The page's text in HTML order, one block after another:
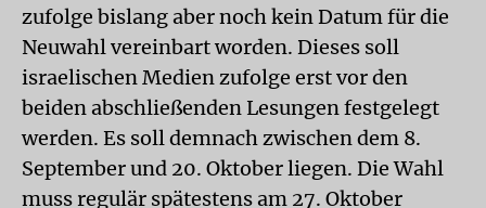
zufolge bislang aber noch kein Datum für die
Neuwahl vereinbart worden. Dieses soll
israelischen Medien zufolge erst vor den
beiden abschließenden Lesungen festgelegt
werden. Es soll demnach zwischen dem 8.
September und 20. Oktober liegen. Die Wahl
muss regulär spätestens am 27. Oktober